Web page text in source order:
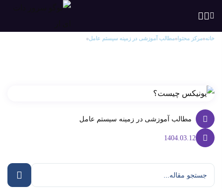
خانه مرکز محتوا مطالب آموزشی در زمینه سیستم عامل‌
مطالب آموزشی در زمینه سیستم عامل‌
1404.03.12